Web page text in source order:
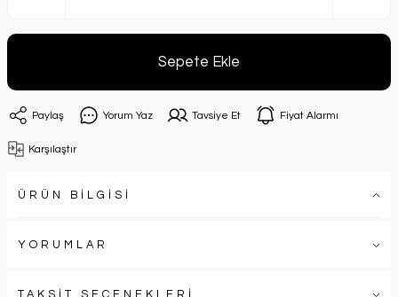
Sepete Ekle
Paylaş Yorum Yaz Tavsiye Et Fiyat Alarmı
Karşılaştır
ÜRÜN BİLGİSİ
YORUMLAR
TAKSİT SEÇENEKLERİ